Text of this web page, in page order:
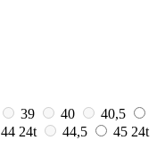
39 40
40,5
44 24t 44,5 45 24t